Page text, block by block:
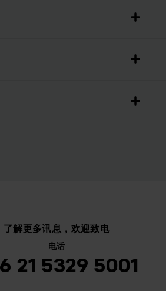
了解更多讯息，欢迎致电
电话
21 5329 5001